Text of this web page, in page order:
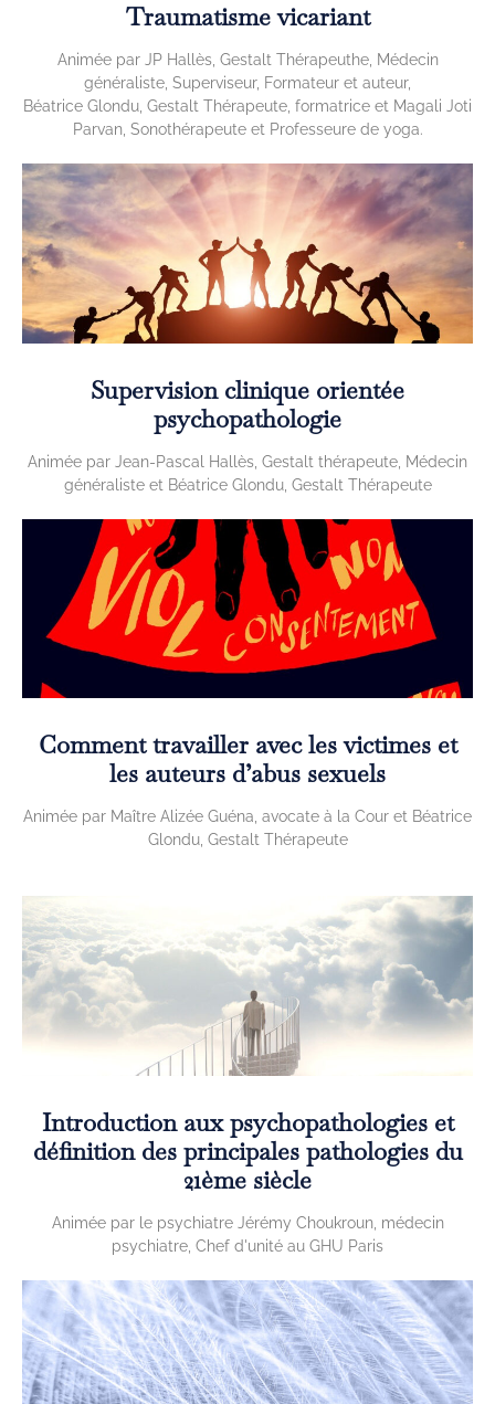
Traumatisme vicariant
Animée par JP Hallès, Gestalt Thérapeuthe, Médecin
généraliste, Superviseur, Formateur et auteur,
Béatrice Glondu, Gestalt Thérapeute, formatrice et Magali Joti
Parvan, Sonothérapeute et Professeure de yoga.
Supervision clinique orientée
psychopathologie
Animée par Jean-Pascal Hallès, Gestalt thérapeute, Médecin
généraliste et Béatrice Glondu, Gestalt Thérapeute
Comment travailler avec les victimes et
les auteurs d’abus sexuels
Animée par Maître Alizée Guéna, avocate à la Cour et Béatrice
Glondu, Gestalt Thérapeute
Introduction aux psychopathologies et
définition des principales pathologies du
21ème siècle
Animée par le psychiatre Jérémy Choukroun, médecin
psychiatre, Chef d'unité au GHU Paris